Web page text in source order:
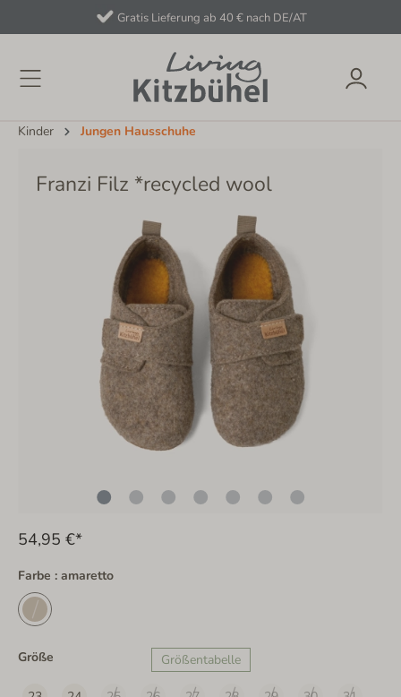
Gratis Lieferung ab 40 € nach DE/AT
Kinder Jungen Hausschuhe
Franzi Filz *recycled wool
54,95 €*
Farbe : amaretto
Größe Größentabelle